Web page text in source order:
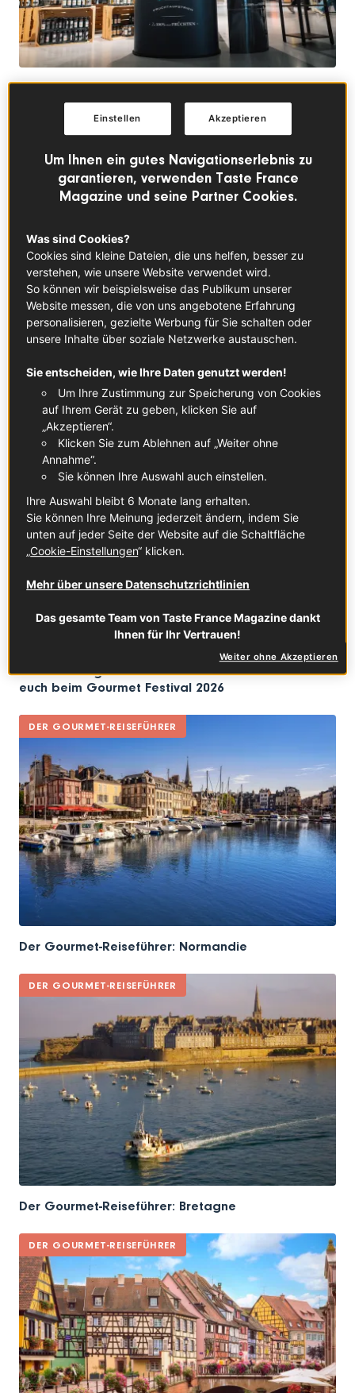
Französischer Genuss bei Zurheide Feine Kost:
Cocktails, Food Pairings und kulinarische
Überraschungen
FRANKREICH IN DEINER NÄHE
Elsass-Weinwochen 2026: Entdeckt eure neuen
Lieblingsweine in und um Düsseldorf
In Zusammenarbeit mitComité des Vins d'Alsace
FRANKREICH IN DEINER NÄHE
Französisch genießen auf der Kö: Das erwartet
euch beim Gourmet Festival 2026
DER GOURMET-REISEFÜHRER
Der Gourmet-Reiseführer: Normandie
DER GOURMET-REISEFÜHRER
Der Gourmet-Reiseführer: Bretagne
DER GOURMET-REISEFÜHRER
Um Ihnen ein gutes Navigationserlebnis zu
garantieren, verwenden Taste France
Magazine und seine Partner Cookies.
Was sind Cookies?
Cookies sind kleine Dateien, die uns helfen, besser zu
verstehen, wie unsere Website verwendet wird.
So können wir beispielsweise das Publikum unserer
Website messen, die von uns angebotene Erfahrung
personalisieren, gezielte Werbung für Sie schalten oder
unsere Inhalte über soziale Netzwerke austauschen.
Sie entscheiden, wie Ihre Daten genutzt werden!
Um Ihre Zustimmung zur Speicherung von Cookies
auf Ihrem Gerät zu geben, klicken Sie auf
„Akzeptieren“.
Klicken Sie zum Ablehnen auf „Weiter ohne
Annahme“.
Sie können Ihre Auswahl auch einstellen.
Ihre Auswahl bleibt 6 Monate lang erhalten.
Sie können Ihre Meinung jederzeit ändern, indem Sie
unten auf jeder Seite der Website auf die Schaltfläche
„Cookie-Einstellungen“ klicken.
Mehr über unsere Datenschutzrichtlinien
Das gesamte Team von Taste France Magazine dankt
Ihnen für Ihr Vertrauen!
Weiter ohne Akzeptieren
Akzeptieren
Einstellen